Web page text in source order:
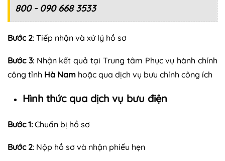
800 - 090 668 3533
Bước 2: Tiếp nhận và xử lý hồ sơ
Bước 3: Nhận kết quả tại Trung tâm Phục vụ hành chính
công tỉnh Hà Nam hoặc qua dịch vụ bưu chính công ích
Hình thức qua dịch vụ bưu điện
Bước 1:Chuẩn bị hồ sơ
Bước 2: Nộp hồ sơ và nhận phiếu hẹn